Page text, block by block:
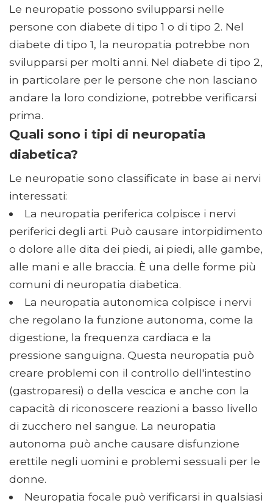
Le neuropatie possono svilupparsi nelle
persone con diabete di tipo 1 o di tipo 2. Nel
diabete di tipo 1, la neuropatia potrebbe non
svilupparsi per molti anni. Nel diabete di tipo 2,
in particolare per le persone che non lasciano
andare la loro condizione, potrebbe verificarsi
prima.
Quali sono i tipi di neuropatia
diabetica?
Le neuropatie sono classificate in base ai nervi
interessati:
La neuropatia periferica colpisce i nervi
periferici degli arti. Può causare intorpidimento
o dolore alle dita dei piedi, ai piedi, alle gambe,
alle mani e alle braccia. È una delle forme più
comuni di neuropatia diabetica.
La neuropatia autonomica colpisce i nervi
che regolano la funzione autonoma, come la
digestione, la frequenza cardiaca e la
pressione sanguigna. Questa neuropatia può
creare problemi con il controllo dell'intestino
(gastroparesi) o della vescica e anche con la
capacità di riconoscere reazioni a basso livello
di zucchero nel sangue. La neuropatia
autonoma può anche causare disfunzione
erettile negli uomini e problemi sessuali per le
donne.
Neuropatia focale può verificarsi in qualsiasi